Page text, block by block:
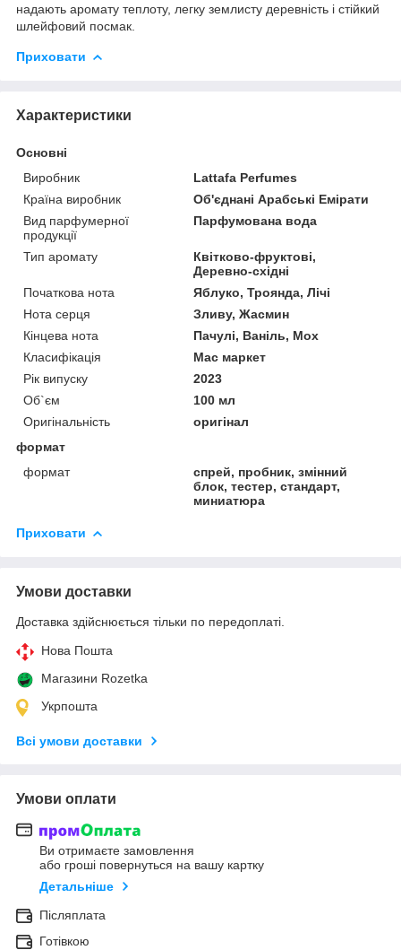
надають аромату теплоту, легку землисту деревність і стійкий
шлейфовий посмак.
Приховати
Характеристики
Основні
Виробник
Lattafa Perfumes
Країна виробник
Об'єднані Арабські Емірати
Вид парфумерної
продукції
Парфумована вода
Тип аромату
Квітково-фруктові,
Деревно-східні
Початкова нота
Яблуко, Троянда, Лічі
Нота серця
Зливу, Жасмин
Кінцева нота
Пачулі, Ваніль, Мох
Класифікація
Мас маркет
Рік випуску
2023
Об`єм
100 мл
Оригінальність
оригінал
формат
формат
спрей, пробник, змінний
блок, тестер, стандарт,
миниатюра
Приховати
Умови доставки
Доставка здійснюється тільки по передоплаті.
Нова Пошта
Магазини Rozetka
Укрпошта
Всі умови доставки
Умови оплати
Ви отримаєте замовлення
або гроші повернуться на вашу картку
Детальніше
Післяплата
Готівкою